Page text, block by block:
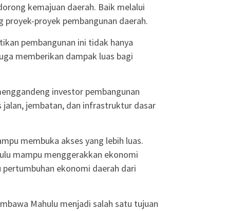
kemajuan daerah. Baik melalui
proyek pembangunan daerah.
pembangunan ini tidak hanya
memberikan dampak luas bagi
investor pembangunan
jembatan, dan infrastruktur dasar
membuka akses yang lebih luas.
mampu menggerakkan ekonomi
ekonomi daerah dari
Mahulu menjadi salah satu tujuan